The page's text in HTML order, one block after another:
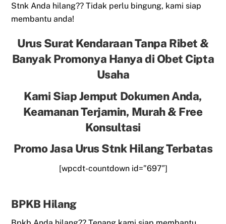
Stnk Anda hilang?? Tidak perlu bingung, kami siap
membantu anda!
Urus Surat Kendaraan Tanpa Ribet &
Banyak Promonya Hanya di Obet Cipta
Usaha
Kami Siap Jemput Dokumen Anda,
Keamanan Terjamin, Murah & Free
Konsultasi
Promo Jasa Urus Stnk Hilang Terbatas
[wpcdt-countdown id=”697″]
BPKB Hilang